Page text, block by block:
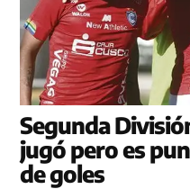
Segunda
jugó pero es
de goles